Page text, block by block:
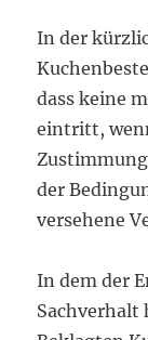
In der
dass keine
eintritt,
der
versehene
In dem der
Sachverhalt